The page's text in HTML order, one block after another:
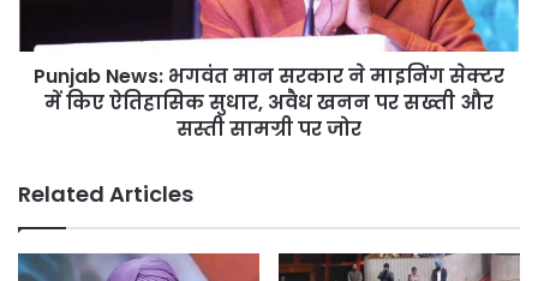
में
किए
ऐतिहासिक
पर
सख्ती
और
सस्ती
Punjab News: भगवंत मान सरकार ने माइनिंग सेक्टर
में किए ऐतिहासिक सुधार, अवैध खनन पर सख्ती और
सस्ती सामग्री पर जोर
Related Articles